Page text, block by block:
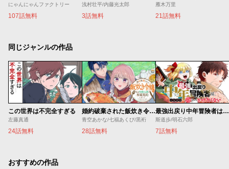
にゃんにゃんファクトリー
107話無料
浅村壮平/内藤光太郎
3話無料
雁木万里
21話無料
同じジャンルの作品
この世界は不完全すぎる
左藤真通
24話無料
婚約破棄された飯炊き令嬢の私は冷酷公爵と専属契約しました～ですが胃袋を掴んだ結果、冷たかった公爵様がどんどん優しくなっています～
青空あかな/七福あくび/黒裄
28話無料
最強出戻り中年冒険者は、今さら命なんてかけたくない
斯道歩/明石六郎
7話無料
おすすめの作品